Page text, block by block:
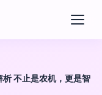
不止是农机，更是智